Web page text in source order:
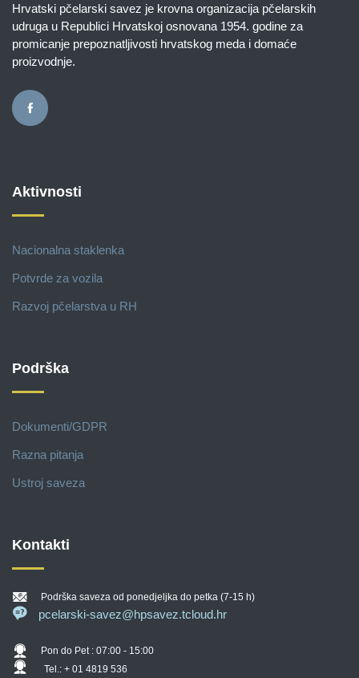
Hrvatski pčelarski savez je krovna organizacija pčelarskih
udruga u Republici Hrvatskoj osnovana 1954. godine za
promicanje prepoznatljivosti hrvatskog meda i domaće
proizvodnje.
Aktivnosti
Nacionalna staklenka
Potvrde za vozila
Razvoj pčelarstva u RH
Podrška
Dokumenti/GDPR
Razna pitanja
Ustroj saveza
Kontakti
Podrška saveza od ponedjeljka do petka (7-15 h)
pcelarski-savez@hpsavez.tcloud.hr
Pon do Pet : 07:00 - 15:00
Tel.: + 01 4819 536